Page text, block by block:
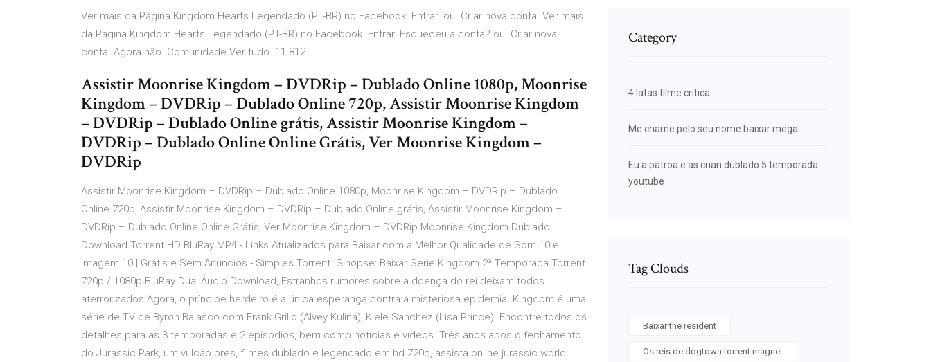
Ver mais da Página Kingdom Hearts Legendado (PT-BR) no Facebook. Entrar. ou. Criar nova conta. Ver mais
da Página Kingdom Hearts Legendado (PT-BR) no Facebook. Entrar. Esqueceu a conta? ou. Criar nova
conta. Agora não. Comunidade Ver tudo. 11.812 …
Assistir Moonrise Kingdom – DVDRip – Dublado Online 1080p, Moonrise
Kingdom – DVDRip – Dublado Online 720p, Assistir Moonrise Kingdom
– DVDRip – Dublado Online grátis, Assistir Moonrise Kingdom –
DVDRip – Dublado Online Online Grátis, Ver Moonrise Kingdom –
DVDRip
Assistir Moonrise Kingdom – DVDRip – Dublado Online 1080p, Moonrise Kingdom – DVDRip – Dublado
Online 720p, Assistir Moonrise Kingdom – DVDRip – Dublado Online grátis, Assistir Moonrise Kingdom –
DVDRip – Dublado Online Online Grátis, Ver Moonrise Kingdom – DVDRip Moonrise Kingdom Dublado
Download Torrent HD BluRay MP4 - Links Atualizados para Baixar com a Melhor Qualidade de Som 10 e
Imagem 10 | Grátis e Sem Anúncios - Simples Torrent. Sinopse: Baixar Serie Kingdom 2ª Temporada Torrent
720p / 1080p BluRay Dual Áudio Download, Estranhos rumores sobre a doença do rei deixam todos
aterrorizados.Agora, o príncipe herdeiro é a única esperança contra a misteriosa epidemia. Kingdom é uma
série de TV de Byron Balasco com Frank Grillo (Alvey Kulina), Kiele Sanchez (Lisa Prince). Encontre todos os
detalhes para as 3 temporadas e 2 episódios, bem como notícias e vídeos. Três anos após o fechamento
do Jurassic Park, um vulcão pres, filmes dublado e legendado em hd 720p, assista online jurassic world:
Category
4 latas filme critica
Me chame pelo seu nome baixar mega
Eu a patroa e as crian dublado 5 temporada
youtube
Tag Clouds
Baixar the resident
Os reis de dogtown torrent magnet